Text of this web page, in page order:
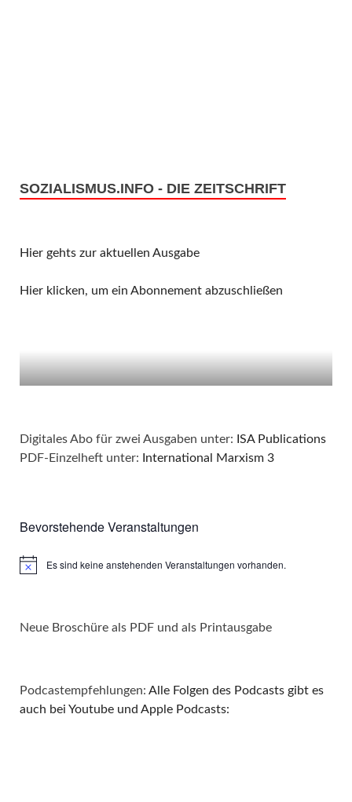
SOZIALISMUS.INFO - DIE ZEITSCHRIFT
Hier gehts zur aktuellen Ausgabe
Hier klicken, um ein Abonnement abzuschließen
Digitales Abo für zwei Ausgaben unter: ISA Publications
PDF-Einzelheft unter:
International Marxism 3
Bevorstehende Veranstaltungen
HinweisEs sind keine anstehenden Veranstaltungen vorhanden.
Neue Broschüre als PDF und als Printausgabe
Podcastempfehlungen: Alle Folgen des Podcasts gibt es
auch bei Youtube und Apple Podcasts: